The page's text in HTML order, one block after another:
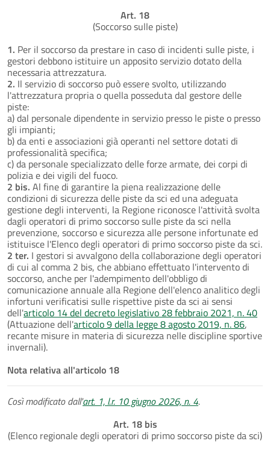
Art. 18
(Soccorso sulle piste)
1. Per il soccorso da prestare in caso di incidenti sulle piste, i
gestori debbono istituire un apposito servizio dotato della
necessaria attrezzatura.
2. Il servizio di soccorso può essere svolto, utilizzando
l'attrezzatura propria o quella posseduta dal gestore delle
piste:
a) dal personale dipendente in servizio presso le piste o presso
gli impianti;
b) da enti e associazioni già operanti nel settore dotati di
professionalità specifica;
c) da personale specializzato delle forze armate, dei corpi di
polizia e dei vigili del fuoco.
2 bis. Al fine di garantire la piena realizzazione delle
condizioni di sicurezza delle piste da sci ed una adeguata
gestione degli interventi, la Regione riconosce l'attività svolta
dagli operatori di primo soccorso sulle piste da sci nella
prevenzione, soccorso e sicurezza alle persone infortunate ed
istituisce l'Elenco degli operatori di primo soccorso piste da sci.
2 ter. I gestori si avvalgono della collaborazione degli operatori
di cui al comma 2 bis, che abbiano effettuato l'intervento di
soccorso, anche per l'adempimento dell'obbligo di
comunicazione annuale alla Regione dell'elenco analitico degli
infortuni verificatisi sulle rispettive piste da sci ai sensi
dell'articolo 14 del decreto legislativo 28 febbraio 2021, n. 40
(Attuazione dell'articolo 9 della legge 8 agosto 2019, n. 86,
recante misure in materia di sicurezza nelle discipline sportive
invernali).
Nota relativa all'articolo 18
Così modificato dall'art. 1, l.r. 10 giugno 2026, n. 4.
Art. 18 bis
(Elenco regionale degli operatori di primo soccorso piste da sci)